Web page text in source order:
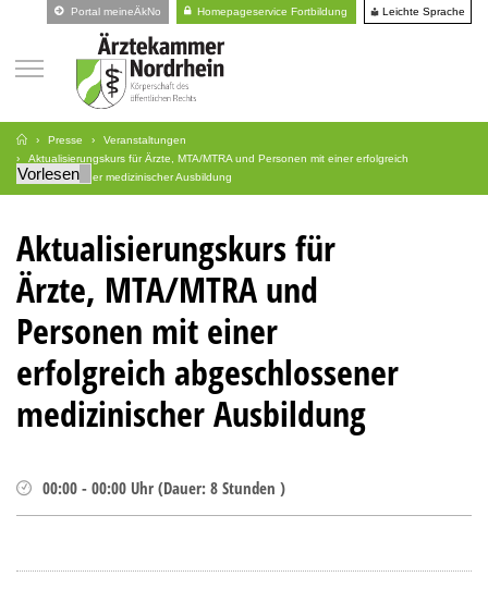
Portal meineÄkNo Homepageservice Fortbildung Leichte Sprache
Presse
Veranstaltungen
Aktualisierungskurs für Ärzte, MTA/MTRA und Personen mit einer erfolgreich
abgeschlossener medizinischer Ausbildung
Vorlesen
Aktualisierungskurs für
Ärzte, MTA/MTRA und
Personen mit einer
erfolgreich abgeschlossener
medizinischer Ausbildung
00:00 - 00:00 Uhr (Dauer: 8 Stunden )